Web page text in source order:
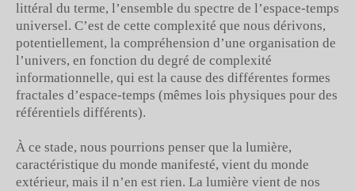
littéral du terme, l’ensemble du spectre de l’espace-temps
universel. C’est de cette complexité que nous dérivons,
potentiellement, la compréhension d’une organisation de
l’univers, en fonction du degré de complexité
informationnelle, qui est la cause des différentes formes
fractales d’espace-temps (mêmes lois physiques pour des
référentiels différents).
À ce stade, nous pourrions penser que la lumière,
caractéristique du monde manifesté, vient du monde
extérieur, mais il n’en est rien. La lumière vient de nos